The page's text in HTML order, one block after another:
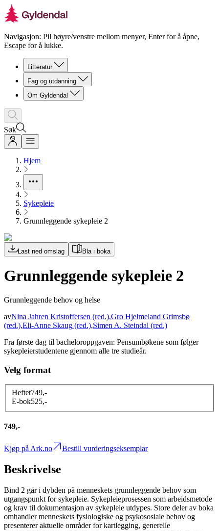
Navigasjon: Pil høyre/venstre mellom menyer, Enter for å åpne,
Escape for å lukke.
Litteratur
Fag og utdanning
Om Gyldendal
Søk
Hjem
Sykepleie
Grunnleggende sykepleie 2
Last ned omslag Bla i boka
Grunnleggende sykepleie 2
Grunnleggende behov og helse
avNina Jahren Kristoffersen (red.),Gro Hjelmeland Grimsbø
(red.),Eli-Anne Skaug (red.),Simen A. Steindal (red.)
Fra første dag til bacheloroppgaven: Pensumbøkene som følger
sykepleierstudentene gjennom alle tre studieår.
Velg format
Heftet749,-
E-bok525,-
749,-
Kjøp på Ark.no Bestill vurderingseksemplar
Beskrivelse
Bind 2 går i dybden på menneskets grunnleggende behov som
utgangspunkt for sykepleie. Sykepleieprosessen som arbeidsmetode
og krav til dokumentasjon av sykepleie utdypes. Store deler av boka
omhandler menneskets fysiologiske og psykososiale behov og
presenterer aktuelle områder for kartlegging, generelle